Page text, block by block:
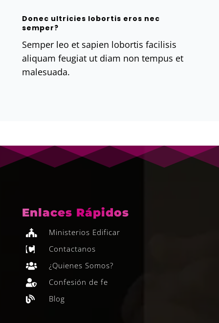
Donec ultricies lobortis eros nec
semper?
Semper leo et sapien lobortis facilisis
aliquam feugiat ut diam non tempus et
malesuada.
Enlaces Rápidos
 Ministerios Edificar
 Contactanos
 ¿Quienes Somos?
 Confesión de fe
 Blog